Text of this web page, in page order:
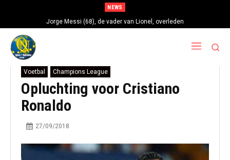
NEWS
Jorge Messi (68), de vader van Lionel, overleden
Voetbal Champions League
Opluchting voor Cristiano
Ronaldo
27/09/2018